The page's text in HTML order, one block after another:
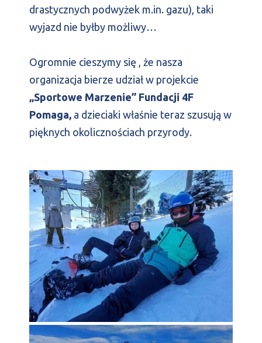
drastycznych podwyżek m.in. gazu), taki
wyjazd nie byłby możliwy…
Ogromnie cieszymy się , że nasza
organizacja bierze udział w projekcie
„Sportowe Marzenie” Fundacji 4F
Pomaga, a dzieciaki właśnie teraz szusują w
pięknych okolicznościach przyrody.